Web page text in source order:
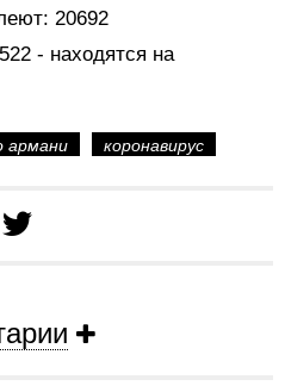
20692
- находятся на
армани коронавирус